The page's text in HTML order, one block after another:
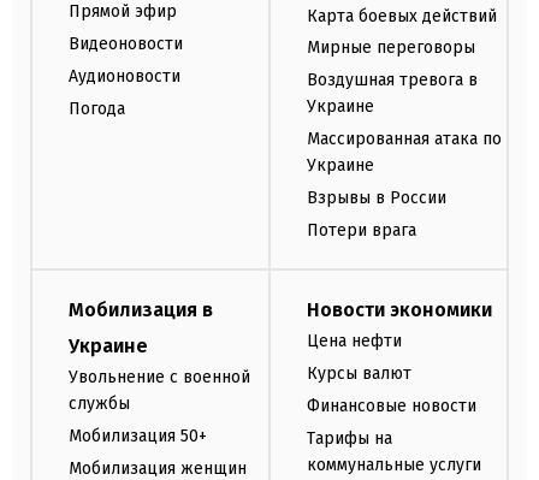
Прямой эфир
Видеоновости
Аудионовости
Погода
Карта боевых действий
Мирные переговоры
Воздушная тревога в
Украине
Массированная атака по
Украине
Взрывы в России
Потери врага
Мобилизация в
Украине
Увольнение с военной
службы
Мобилизация 50+
Мобилизация женщин
Новости экономики
Цена нефти
Курсы валют
Финансовые новости
Тарифы на
коммунальные услуги